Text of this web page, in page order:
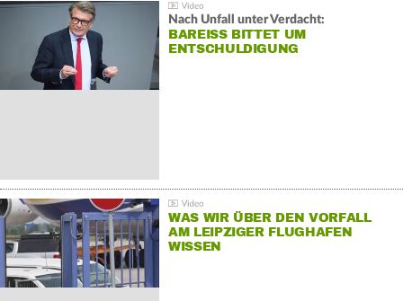
Nach Unfall unter Verdacht:
BAREISS BITTET UM E
NTSCHULDIGUNG
WAS WIR ÜBER DEN VORFALL
AM LEIPZIGER FLUGHAFEN
WISSEN